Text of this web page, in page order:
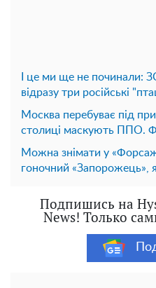
І це ми ще не починали:
відразу три російські
Москва перебуває під
столиці маскують ППО.
Можна знімати у
гоночний «Запорожець»,
Подпишись на
News! Только